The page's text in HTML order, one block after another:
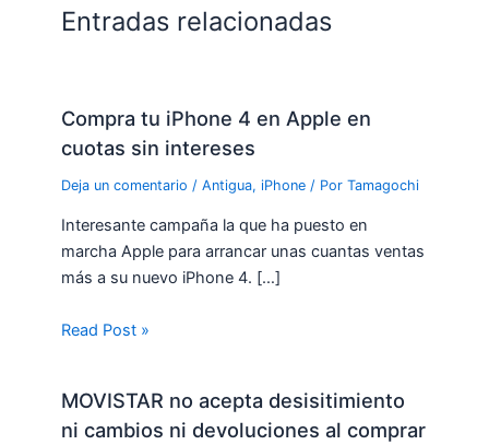
Entradas relacionadas
Compra tu iPhone 4 en Apple en
cuotas sin intereses
Deja un comentario /Antigua,iPhone / PorTamagochi
Interesante campaña la que ha puesto en
marcha Apple para arrancar unas cuantas ventas
más a su nuevo iPhone 4. […]
Read Post »
MOVISTAR no acepta desisitimiento
ni cambios ni devoluciones al comprar